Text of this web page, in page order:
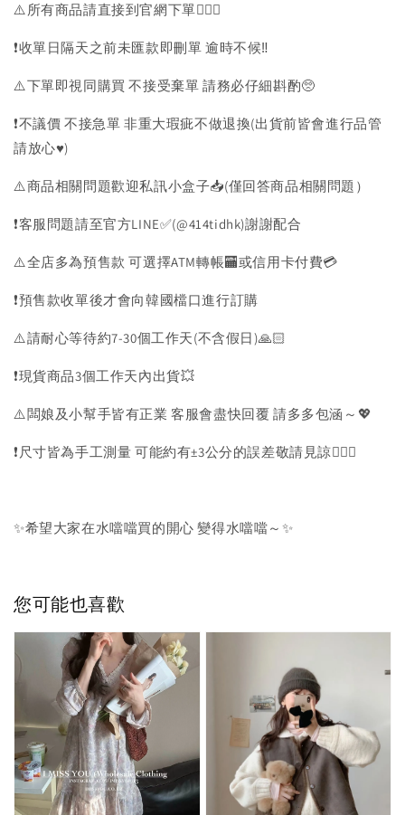
⚠️所有商品請直接到官網下單💁🏻‍♀️
❗️收單日隔天之前未匯款即刪單 逾時不候‼️
⚠️下單即視同購買 不接受棄單 請務必仔細斟酌🥺
❗️不議價 不接急單 非重大瑕疵不做退換(出貨前皆會進行品管
請放心♥️)
⚠️商品相關問題歡迎私訊小盒子📥(僅回答商品相關問題）
❗️客服問題請至官方LINE✅(@414tidhk)謝謝配合
⚠️全店多為預售款 可選擇ATM轉帳🏧或信用卡付費💳
❗️預售款收單後才會向韓國檔口進行訂購
⚠️請耐心等待約7-30個工作天(不含假日)🙏🏻
❗️現貨商品3個工作天內出貨💥
⚠️闆娘及小幫手皆有正業 客服會盡快回覆 請多多包涵～💖
❗️尺寸皆為手工測量 可能約有±3公分的誤差敬請見諒🙇🏻‍♀️
✨希望大家在水噹噹買的開心 變得水噹噹～✨
您可能也喜歡